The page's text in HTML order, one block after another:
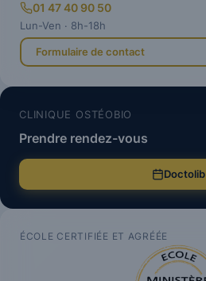
01 47 40 90 50
Lun-Ven · 8h-18h
Formulaire de contact
CLINIQUE OSTÉOBIO
Prendre rendez-vous
Doctolib
ÉCOLE CERTIFIÉE ET AGRÉÉE